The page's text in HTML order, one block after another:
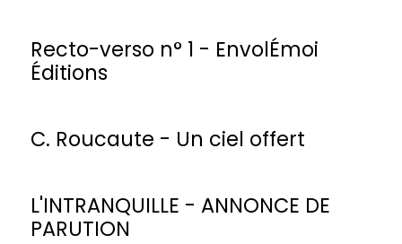
Recto-verso n° 1 - EnvolÉmoi
Éditions
C. Roucaute - Un ciel offert
L'INTRANQUILLE - ANNONCE DE
PARUTION